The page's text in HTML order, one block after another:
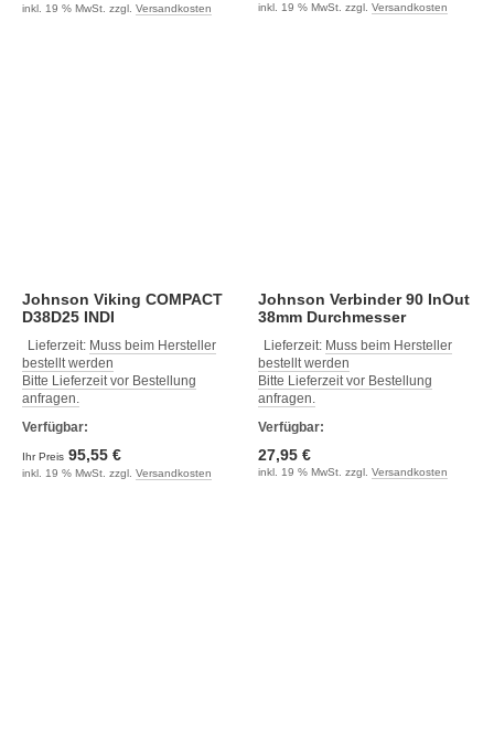
inkl. 19 % MwSt. zzgl. Versandkosten inkl. 19 % MwSt. zzgl. Versandkosten
Johnson Viking COMPACT
D38D25 INDI
Lieferzeit: Muss beim Hersteller
bestellt werden
Bitte Lieferzeit vor Bestellung
anfragen.
Verfügbar:
Ihr Preis 95,55 €
inkl. 19 % MwSt. zzgl. Versandkosten
Johnson Verbinder 90 InOut
38mm Durchmesser
Lieferzeit: Muss beim Hersteller
bestellt werden
Bitte Lieferzeit vor Bestellung
anfragen.
Verfügbar:
27,95 €
inkl. 19 % MwSt. zzgl. Versandkosten